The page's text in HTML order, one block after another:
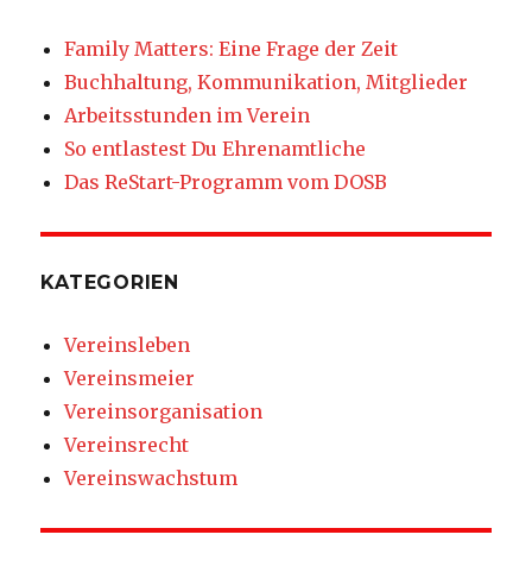
Family Matters: Eine Frage der Zeit
Buchhaltung, Kommunikation, Mitglieder
Arbeitsstunden im Verein
So entlastest Du Ehrenamtliche
Das ReStart-Programm vom DOSB
KATEGORIEN
Vereinsleben
Vereinsmeier
Vereinsorganisation
Vereinsrecht
Vereinswachstum